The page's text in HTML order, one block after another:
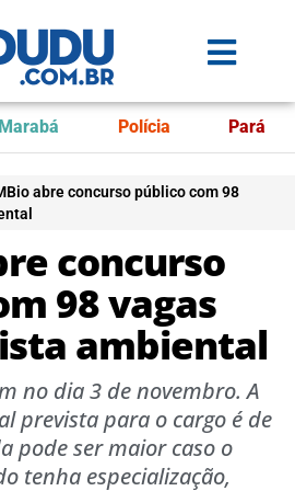
Marabá Polícia Pará
abre concurso público com 98
concurso
98 vagas
ambiental
no dia 3 de novembro. A
prevista para o cargo é de
pode ser maior caso o
tenha especialização,